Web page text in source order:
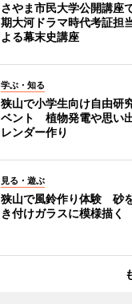
さやま市民大学公開講座
期大河ドラマ時代考証担
よる幕末史講座
学ぶ・知る
狭山で小学生向け自由研
ベント 植物発電や思い
レンダー作り
見る・遊ぶ
狭山で風鈴作り体験 砂
き付けガラスに模様描く